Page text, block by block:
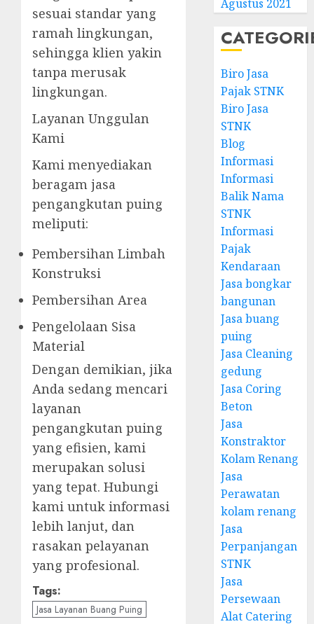
sesuai standar yang
ramah lingkungan,
sehingga klien yakin
tanpa merusak
lingkungan.
Layanan Unggulan
Kami
Kami menyediakan
beragam jasa
pengangkutan puing
meliputi:
Pembersihan Limbah
Konstruksi
Pembersihan Area
Pengelolaan Sisa
Material
Dengan demikian, jika
Anda sedang mencari
layanan
pengangkutan puing
yang efisien, kami
merupakan solusi
yang tepat. Hubungi
kami untuk informasi
lebih lanjut, dan
rasakan pelayanan
yang profesional.
Tags:
Jasa Layanan Buang Puing
Agustus 2021
Biro Jasa
Pajak STNK
Biro Jasa
STNK
Blog
Informasi
Informasi
Balik Nama
STNK
Informasi
Pajak
Kendaraan
Jasa bongkar
bangunan
Jasa buang
puing
Jasa Cleaning
gedung
Jasa Coring
Beton
Jasa
Konstraktor
Kolam Renang
Jasa
Perawatan
kolam renang
Jasa
Perpanjangan
STNK
Jasa
Persewaan
Alat Catering